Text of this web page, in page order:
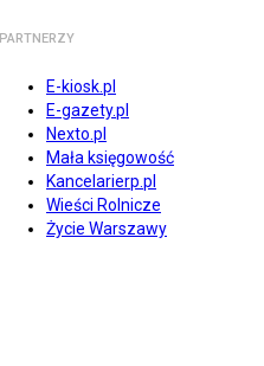
PARTNERZY
E-kiosk.pl
E-gazety.pl
Nexto.pl
Mała księgowość
Kancelarierp.pl
Wieści Rolnicze
Życie Warszawy